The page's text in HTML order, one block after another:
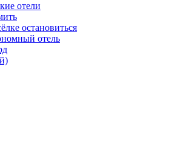
отели
остановиться
отель